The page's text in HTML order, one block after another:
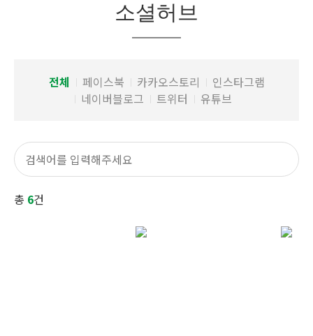
소셜허브
전체 페이스북 카카오스토리
인스타그램
네이버블로그
트위터 유튜브
총 6건